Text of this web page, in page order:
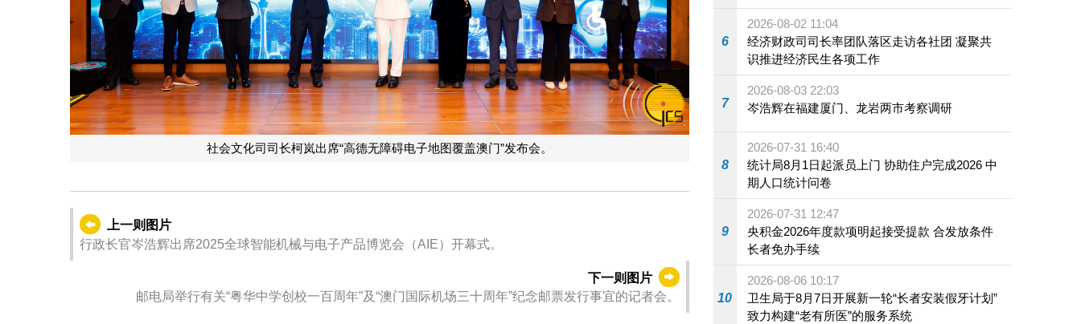
社会文化司司长柯岚出席“高德无障碍电子地图覆盖澳门”发布会。
上一则图片
行政长官岑浩辉出席2025全球智能机械与电子产品博览会（AIE）开幕式。
下一则图片
邮电局举行有关“粤华中学创校一百周年”及“澳门国际机场三十周年”纪念邮票发行事宜的记者会。
施
6
2026-08-02 11:04
经济财政司司长率团队落区走访各社团 凝聚共
识推进经济民生各项工作
7
2026-08-03 22:03
岑浩辉在福建厦门、龙岩两市考察调研
8
2026-07-31 16:40
统计局8月1日起派员上门 协助住户完成2026 中
期人口统计问卷
9
2026-07-31 12:47
央积金2026年度款项明起接受提款 合发放条件
长者免办手续
10
2026-08-06 10:17
卫生局于8月7日开展新一轮“长者安装假牙计划”
致力构建“老有所医”的服务系统